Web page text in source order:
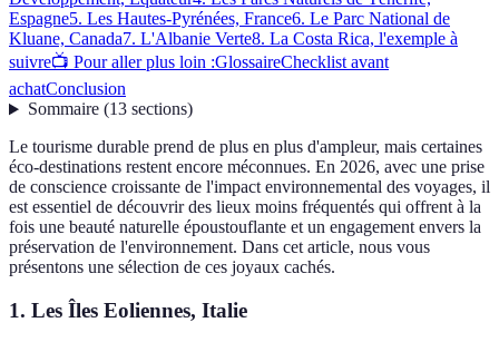
Espagne5. Les Hautes-Pyrénées, France6. Le Parc National de
Kluane, Canada7. L'Albanie Verte8. La Costa Rica, l'exemple à
suivre📺 Pour aller plus loin :GlossaireChecklist avant
achatConclusion
Sommaire(13 sections)
Le tourisme durable prend de plus en plus d'ampleur, mais certaines
éco-destinations restent encore méconnues. En 2026, avec une prise
de conscience croissante de l'impact environnemental des voyages, il
est essentiel de découvrir des lieux moins fréquentés qui offrent à la
fois une beauté naturelle époustouflante et un engagement envers la
préservation de l'environnement. Dans cet article, nous vous
présentons une sélection de ces joyaux cachés.
1. Les Îles Eoliennes, Italie